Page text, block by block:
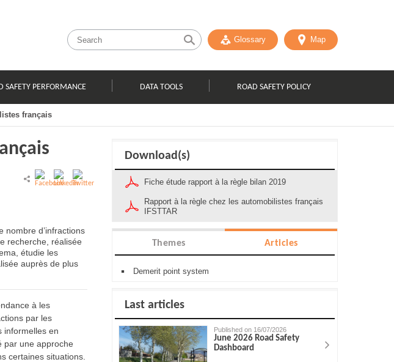
Glossary Map
SAFETY PERFORMANCE DATA TOOLS ROAD SAFETY POLICY
français
nombre d’infractions
recherche, réalisée
étudie les
auprès de plus
à les
par les
informelles en
par une approche
certaines situations.
Download(s)
Fiche étude rapport à la règle bilan 2019
Rapport à la règle chez les automobilistes français
IFSTTAR
Themes Articles
Demerit point system
Last articles
Published on 16/07/2026
June 2026 Road Safety
Dashboard